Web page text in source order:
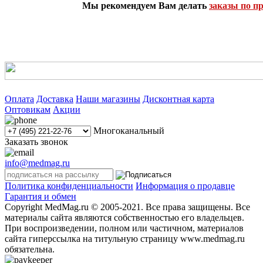
Мы рекомендуем Вам делать заказы по
Оплата Доставка Наши магазины Дисконтная карта
Оптовикам Акции
Многоканальный
Заказать звонок
info@medmag.ru
Политика конфиденциальности Информация о продавце
Гарантия и обмен
Copyright MedMag.ru © 2005-2021. Все права защищены. Все
материалы сайта являются собственностью его владельцев.
При воспроизведении, полном или частичном, материалов
сайта гиперссылка на титульную страницу www.medmag.ru
обязательна.